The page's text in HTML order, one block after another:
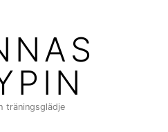
träningsglädje